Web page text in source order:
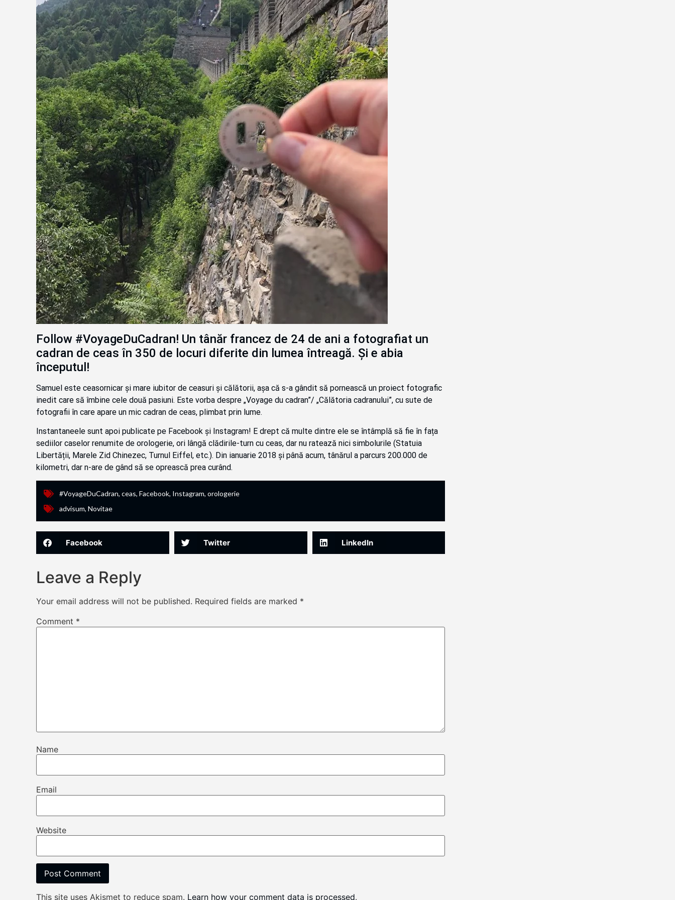
Follow #VoyageDuCadran! Un tânăr francez de 24 de ani a fotografiat un
cadran de ceas în 350 de locuri diferite din lumea întreagă. Și e abia
începutul!
Samuel este ceasornicar și mare iubitor de ceasuri și călătorii, așa că s-a gândit să pornească un proiect fotografic
inedit care să îmbine cele două pasiuni. Este vorba despre „Voyage du cadran”/ „Călătoria cadranului”, cu sute de
fotografii în care apare un mic cadran de ceas, plimbat prin lume.
Instantaneele sunt apoi publicate pe Facebook și Instagram! E drept că multe dintre ele se întâmplă să fie în fața
sediilor caselor renumite de orologerie, ori lângă clădirile-turn cu ceas, dar nu ratează nici simbolurile (Statuia
Libertății, Marele Zid Chinezec, Turnul Eiffel, etc.). Din ianuarie 2018 și până acum, tânărul a parcurs 200.000 de
kilometri, dar n-are de gând să se oprească prea curând.
#VoyageDuCadran, ceas, Facebook, Instagram, orologerie
advisum, Novitae
Facebook Twitter LinkedIn
Leave a Reply
Your email address will not be published. Required fields are marked *
Comment *
Name
Email
Website
This site uses Akismet to reduce spam. Learn how your comment data is processed.